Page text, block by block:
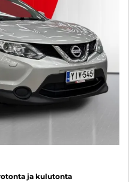
ja kulutonta